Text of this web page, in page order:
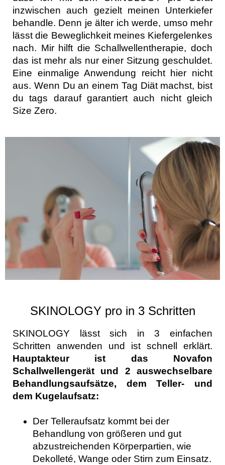
inzwischen auch gezielt meinen Unterkiefer
behandle. Denn je älter ich werde, umso mehr
lässt die Beweglichkeit meines Kiefergelenkes
nach. Mir hilft die Schallwellentherapie, doch
das ist mehr als nur einer Sitzung geschuldet.
Eine einmalige Anwendung reicht hier nicht
aus. Wenn Du an einem Tag Diät machst, bist
du tags darauf garantiert auch nicht gleich
Size Zero.
SKINOLOGY pro in 3 Schritten
SKINOLOGY lässt sich in 3 einfachen
Schritten anwenden und ist schnell erklärt.
Hauptakteur ist das Novafon
Schallwellengerät und 2 auswechselbare
Behandlungsaufsätze, dem Teller- und
dem Kugelaufsatz:
Der Telleraufsatz kommt bei der
Behandlung von größeren und gut
abzustreichenden Körperpartien, wie
Dekolleté, Wange oder Stirn zum Einsatz.